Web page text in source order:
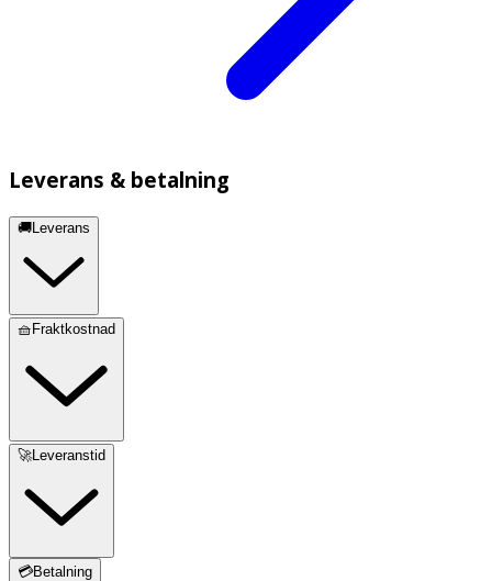
Leverans & betalning
🚚Leverans
🧺Fraktkostnad
🚀Leveranstid
💳Betalning